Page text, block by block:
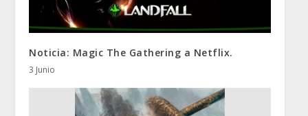
Noticia: Magic The Gathering a Netflix.
3 Junio